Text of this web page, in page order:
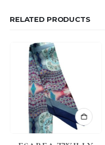
RELATED PRODUCTS